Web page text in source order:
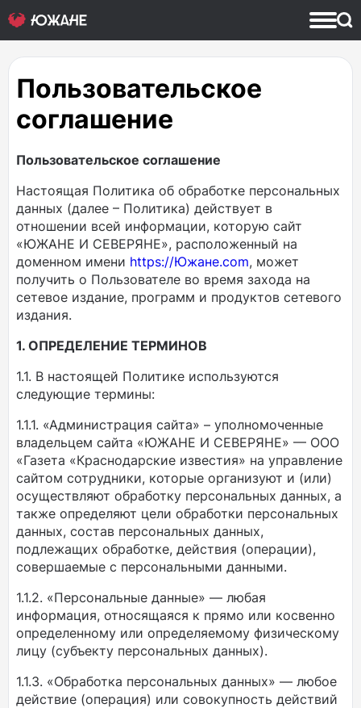
Пользовательское
соглашение
Пользовательское соглашение
Настоящая Политика об обработке персональных
данных (далее – Политика) действует в
отношении всей информации, которую сайт
«ЮЖАНЕ И СЕВЕРЯНЕ», расположенный на
доменном имени https://Южане.com, может
получить о Пользователе во время захода на
сетевое издание, программ и продуктов сетевого
издания.
1. ОПРЕДЕЛЕНИЕ ТЕРМИНОВ
1.1. В настоящей Политике используются
следующие термины:
1.1.1. «Администрация сайта» – уполномоченные
владельцем сайта «ЮЖАНЕ И СЕВЕРЯНЕ» — ООО
«Газета «Краснодарские известия» на управление
сайтом сотрудники, которые организуют и (или)
осуществляют обработку персональных данных, а
также определяют цели обработки персональных
данных, состав персональных данных,
подлежащих обработке, действия (операции),
совершаемые с персональными данными.
1.1.2. «Персональные данные» — любая
информация, относящаяся к прямо или косвенно
определенному или определяемому физическому
лицу (субъекту персональных данных).
1.1.3. «Обработка персональных данных» — любое
действие (операция) или совокупность действий